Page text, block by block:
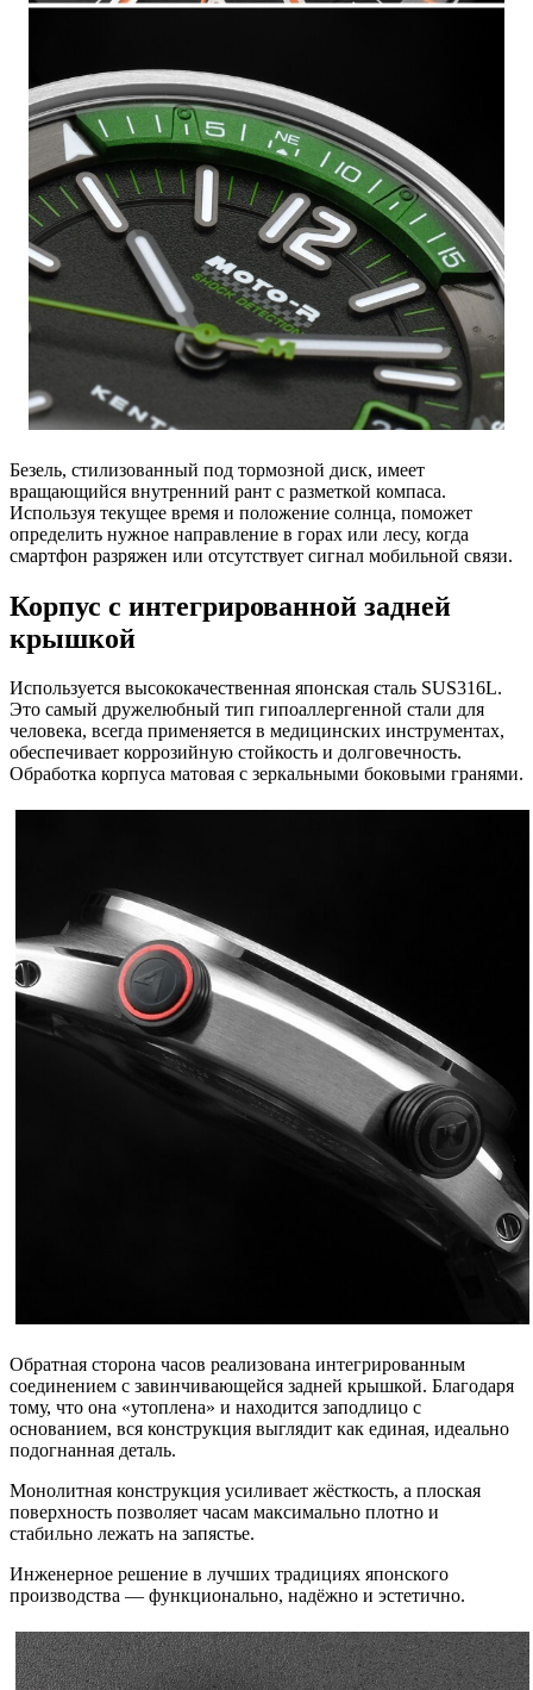
Безель, стилизованный под тормозной диск, имеет
вращающийся внутренний рант с разметкой компаса.
Используя текущее время и положение солнца, поможет
определить нужное направление в горах или лесу, когда
смартфон разряжен или отсутствует сигнал мобильной связи.
Корпус с интегрированной задней
крышкой
Используется высококачественная японская сталь SUS316L.
Это самый дружелюбный тип гипоаллергенной стали для
человека, всегда применяется в медицинских инструментах,
обеспечивает коррозийную стойкость и долговечность.
Обработка корпуса матовая с зеркальными боковыми гранями.
Обратная сторона часов реализована интегрированным
соединением с завинчивающейся задней крышкой. Благодаря
тому, что она «утоплена» и находится заподлицо с
основанием, вся конструкция выглядит как единая, идеально
подогнанная деталь.
Монолитная конструкция усиливает жёсткость, а плоская
поверхность позволяет часам максимально плотно и
стабильно лежать на запястье.
Инженерное решение в лучших традициях японского
производства — функционально, надёжно и эстетично.